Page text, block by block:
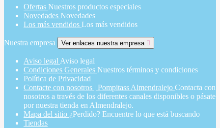
Ofertas Nuestros productos especiales
Novedades Novedades
Los más vendidos Los más vendidos
Nuestra empresa Ver enlaces nuestra empresa 
Aviso legal Aviso legal
Condiciones Generales Nuestros términos y condiciones
Política de Privacidad
Contacte con nosotros | Pompitass Almendralejo Contacta con
nosotros a través de los diferentes canales disponibles o pásate
por nuestra tienda en Almendralejo.
Mapa del sitio ¿Perdido? Encuentre lo que está buscando
Tiendas